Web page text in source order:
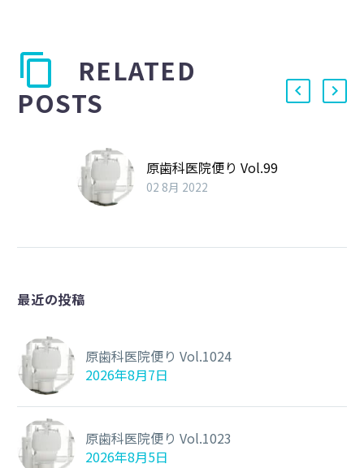
RELATED
POSTS
原歯科医院便り Vol.99
02 8月 2022
最近の投稿
原歯科医院便り Vol.1024
2026年8月7日
原歯科医院便り Vol.1023
2026年8月5日